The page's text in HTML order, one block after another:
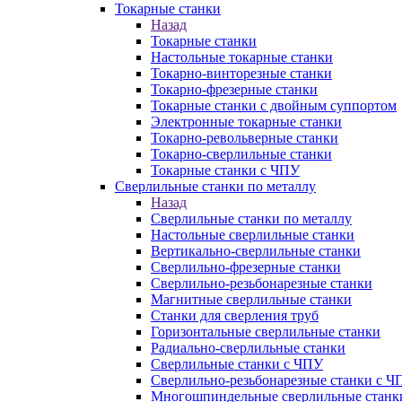
Токарные станки
Назад
Токарные станки
Настольные токарные станки
Токарно-винторезные станки
Токарно-фрезерные станки
Токарные станки с двойным суппортом
Электронные токарные станки
Токарно-револьверные станки
Токарно-сверлильные станки
Токарные станки с ЧПУ
Сверлильные станки по металлу
Назад
Сверлильные станки по металлу
Настольные сверлильные станки
Вертикально-сверлильные станки
Сверлильно-фрезерные станки
Сверлильно-резьбонарезные станки
Магнитные сверлильные станки
Станки для сверления труб
Горизонтальные сверлильные станки
Радиально-сверлильные станки
Сверлильные станки с ЧПУ
Сверлильно-резьбонарезные станки с
Многошпиндельные сверлильные